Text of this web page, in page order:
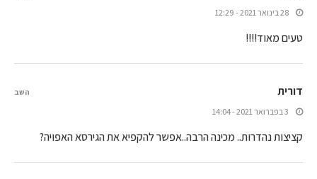
28 בינואר 2021 - 12:29
טעים מאוד!!!!
דורית
3 בפברואר 2021 - 14:04
קציצות נהדרות.. מכינה הרבה..אפשר להקפיא את הגירסא האפויה?
השב